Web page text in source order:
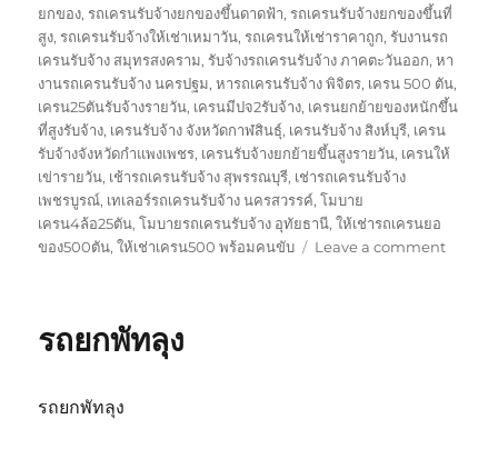
ยกของ,รถเครนรับจ้างยกของขึ้นดาดฟ้า,รถเครนรับจ้างยกของขึ้นที่
สูง,รถเครนรับจ้างให้เช่าเหมาวัน,รถเครนให้เช่าราคาถูก,รับงานรถ
เครนรับจ้าง สมุทรสงคราม,รับจ้างรถเครนรับจ้าง ภาคตะวันออก,หา
งานรถเครนรับจ้าง นครปฐม,หารถเครนรับจ้าง พิจิตร, เครน 500 ตัน,
เครน25ตันรับจ้างรายวัน, เครนมีปจ2รับจ้าง, เครนยกย้ายของหนักขึ้น
ที่สูงรับจ้าง, เครนรับจ้าง จังหวัดกาฬสินธุ์, เครนรับจ้าง สิงห์บุรี, เครน
รับจ้างจังหวัดกำแพงเพชร, เครนรับจ้างยกย้ายขึ้นสูงรายวัน, เครนให้
เข่ารายวัน, เช้ารถเครนรับจ้าง สุพรรณบุรี, เช่ารถเครนรับจ้าง
เพชรบูรณ์, เทเลอร์รถเครนรับจ้าง นครสวรรค์,โมบาย
เครน4ล้อ25ตัน,โมบายรถเครนรับจ้าง อุทัยธานี,ให้เช่ารถเครนยอ
ของ500ตัน,ให้เช่าเครน500 พร้อมคนขับ Leave a commenton
รถยกพัทลุง
รถยกพัทลุง